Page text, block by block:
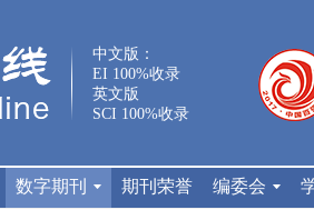
中文版：
EI 100%收录
英文版
SCI 100%收录
数字期刊 期刊荣誉 编委会